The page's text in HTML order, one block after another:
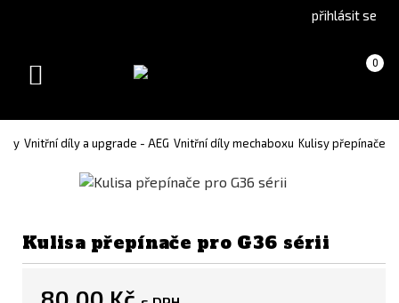
version(Slovak)
přihlásit se
Košík 0
(prázdný)
Toggle
Vnitřní díly a upgrade - AEG Vnitřní díly mechaboxu Kulisy přepínače
Kulisa přepínače pro G36 sérii